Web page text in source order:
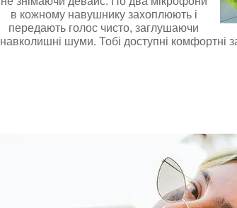
в кожному навушнику захоплюють і
передають голос чисто, заглушаючи
навколишні шуми. Тобі доступні комфортні